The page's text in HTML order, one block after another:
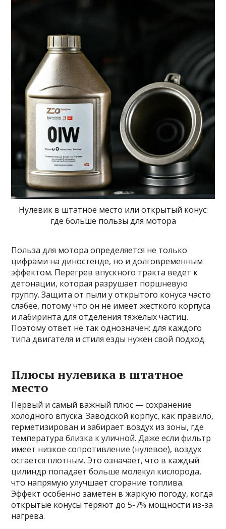
Нулевик в штатное место или открытый конус:
где больше пользы для мотора
Польза для мотора определяется не только
цифрами на диностенде, но и долговременным
эффектом. Перегрев впускного тракта ведет к
детонации, которая разрушает поршневую
группу. Защита от пыли у открытого конуса часто
слабее, потому что он не имеет жесткого корпуса
и лабиринта для отделения тяжелых частиц.
Поэтому ответ не так однозначен: для каждого
типа двигателя и стиля езды нужен свой подход.
Плюсы нулевика в штатное
место
Первый и самый важный плюс — сохранение
холодного впуска. Заводской корпус, как правило,
герметизирован и забирает воздух из зоны, где
температура близка к уличной. Даже если фильтр
имеет низкое сопротивление (нулевое), воздух
остается плотным. Это означает, что в каждый
цилиндр попадает больше молекул кислорода,
что напрямую улучшает сгорание топлива.
Эффект особенно заметен в жаркую погоду, когда
открытые конусы теряют до 5-7% мощности из-за
нагрева.